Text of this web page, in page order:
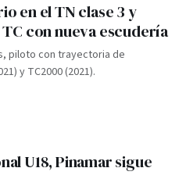
en el TN clase 3 y
con nueva escudería
piloto con trayectoria de
y TC2000 (2021).
U18, Pinamar sigue